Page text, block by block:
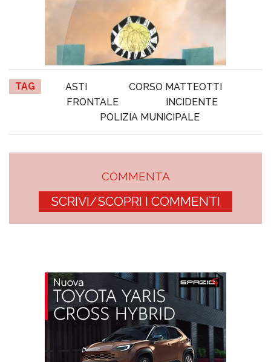
TAG ASTI
CORSO MATTEOTTI
FRONTALE
INCIDENTE
POLIZIA MUNICIPALE
COMMENTA
SCRIVI/SCOPRI I COMMENTI